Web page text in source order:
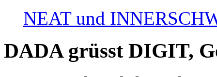
NEAT und
DADA grüsst DIGIT,